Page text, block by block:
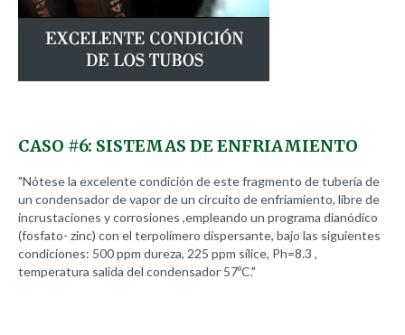
CASO #6: SISTEMAS DEENFRIAMIENTO
"Nótese la excelente condición de este fragmento de tubería de
un condensador de vapor de un circuito de enfriamiento, libre de
incrustaciones y corrosiones ,empleando un programa dianódico
(fosfato- zinc) con el terpolímero dispersante, bajo las siguientes
condiciones: 500 ppm dureza, 225 ppm sílice, Ph=8.3 ,
temperatura salida del condensador 57ºC."